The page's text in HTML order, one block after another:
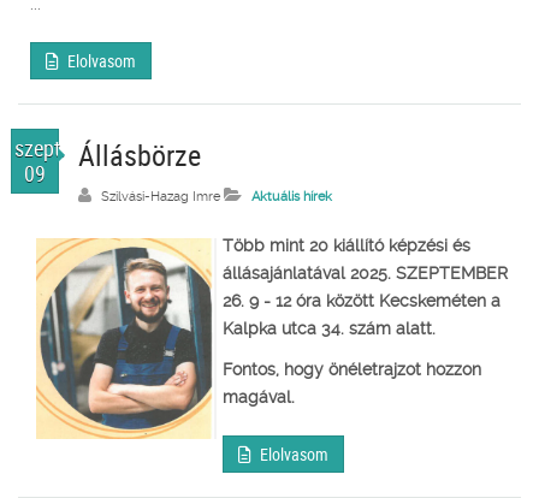
Elolvasom
szept.
09
Állásbörze
Szilvási-Hazag Imre Aktuális hírek
Több mint 20 kiállító képzési és
állásajánlatával 2025. SZEPTEMBER
26. 9 - 12 óra között Kecskeméten a
Kalpka utca 34. szám alatt.
Fontos, hogy önéletrajzot hozzon
magával.
Elolvasom